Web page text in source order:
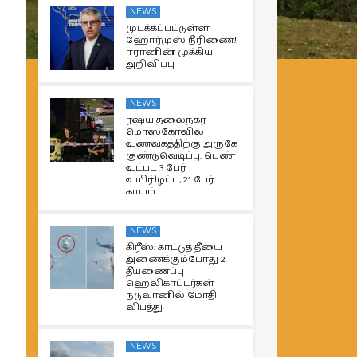
NEWS
முடக்கப்பட்டுள்ள
ஹோர்முஸ் நீரிணை!
ஈரானின் முக்கிய
அறிவிப்பு
NEWS
ரஷ்ய தலைநகர்
மொஸ்கோவில்
உணவகத்திற்கு அருகே
குண்டுவெடிப்பு: பெண்
உட்பட 3 பேர்
உயிரிழப்பு; 21 பேர்
காயம்
NEWS
கிரீஸ்: காட்டுத் தீயை
அணைக்கும்போது 2
தீயணைப்பு
ஹெலிகாப்டர்கள்
நடுவானில் மோதி
விபத்து
NEWS